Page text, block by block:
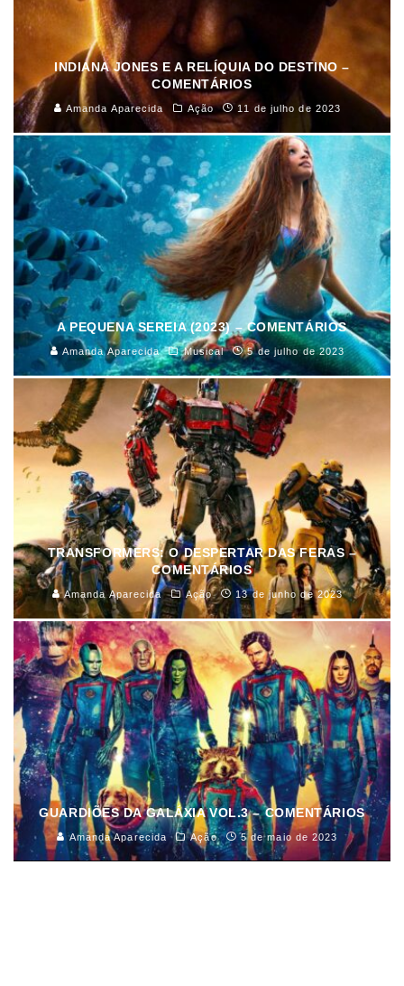
INDIANA JONES E A RELÍQUIA DO DESTINO –
COMENTÁRIOS
Amanda Aparecida Ação 11 de julho de 2023
A PEQUENA SEREIA (2023) – COMENTÁRIOS
Amanda Aparecida Musical 5 de julho de 2023
TRANSFORMERS: O DESPERTAR DAS FERAS –
COMENTÁRIOS
Amanda Aparecida Ação 13 de junho de 2023
GUARDIÕES DA GALÁXIA VOL.3 – COMENTÁRIOS
Amanda Aparecida Ação 5 de maio de 2023